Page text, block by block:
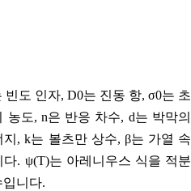
빈도 인자, D0는 진동 항, σ0는 초
농도, n은 반응 차수, d는 박막의
, k는 볼츠만 상수, β는 가열 속
다. ψ(T)는 아레니우스 식을 적분
니다.